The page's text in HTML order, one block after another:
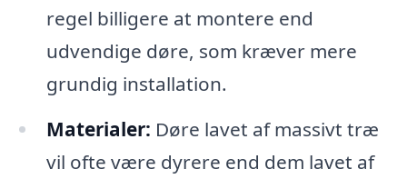
regel billigere at montere end
udvendige døre, som kræver mere
grundig installation.
Materialer: Døre lavet af massivt træ
vil ofte være dyrere end dem lavet af